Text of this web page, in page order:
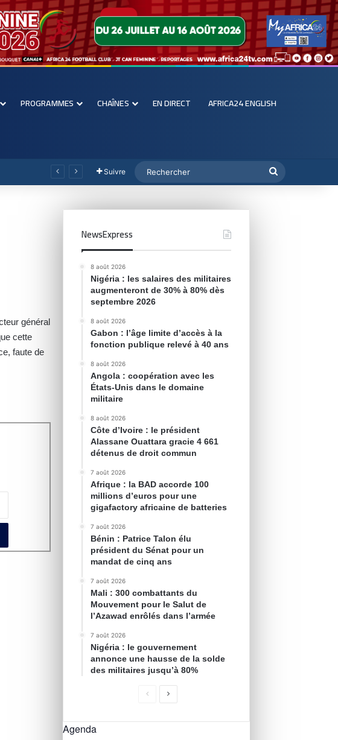
PROGRAMMES CHAÎNES EN DIRECT AFRICA24 ENGLISH
Suivre
général
cette
faute de
NewsExpress
8 août 2026
Nigéria : les salaires des militaires
augmenteront de 30% à 80% dès
septembre 2026
8 août 2026
Gabon : l’âge limite d’accès à la
fonction publique relevé à 40 ans
8 août 2026
Angola : coopération avec les
États-Unis dans le domaine
militaire
8 août 2026
Côte d’Ivoire : le président
Alassane Ouattara gracie 4 661
détenus de droit commun
7 août 2026
Afrique : la BAD accorde 100
millions d’euros pour une
gigafactory africaine de batteries
7 août 2026
Bénin : Patrice Talon élu
président du Sénat pour un
mandat de cinq ans
7 août 2026
Mali : 300 combattants du
Mouvement pour le Salut de
l’Azawad enrôlés dans l’armée
7 août 2026
Nigéria : le gouvernement
annonce une hausse de la solde
des militaires jusqu’à 80%
Agenda